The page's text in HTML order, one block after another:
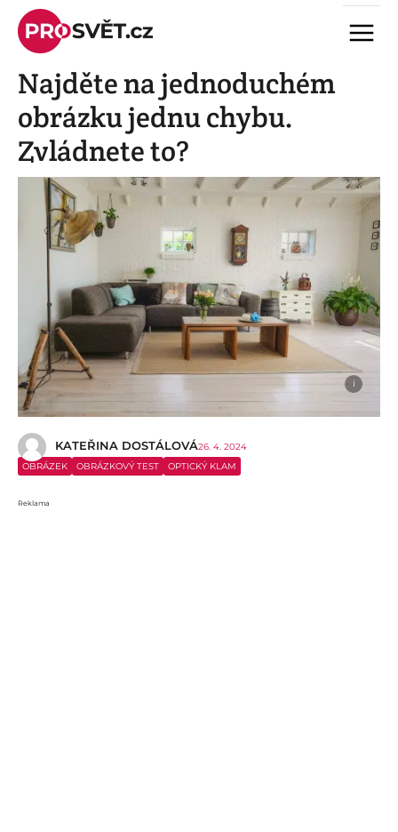
Skip
content
Menu
Najděte na jednoduchém
obrázku jednu chybu.
Zvládnete to?
i
KATEŘINA DOSTÁLOVÁ26. 4. 2024
OBRÁZEK
OBRÁZKOVÝ TEST OPTICKÝ KLAM
Reklama